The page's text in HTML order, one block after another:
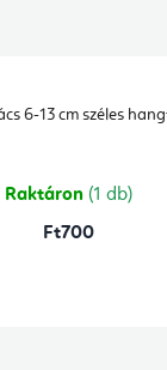
6-13 cm széles
Raktáron (1 db)
Ft700